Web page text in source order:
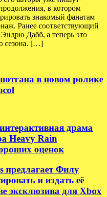
в котором
знакомый фанатам
Ранее соответствующий
Дабб, а теперь это
сезона. […]
в новом ролике
драма
Heavy Rain
оценок
предлагает Филу
и издать её
эксклюзива для Xbox